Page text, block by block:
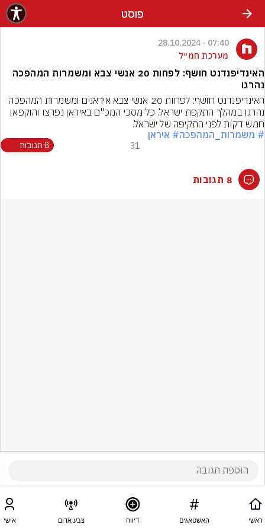
פוסט
07:40 - 28.10.2024
מערכת חמ״ל
האינדיפנדנט חושף: לפחות 20 אנשי צבא ומשמרות המהפכה
נהרגו
חמש דקות לפני התקיפה של ישראל.
# משמרות_המהפכה# איראן
31 8 תגובות
8 תגובות
ראשי האשטאגים דיווח צבע אדום אישי